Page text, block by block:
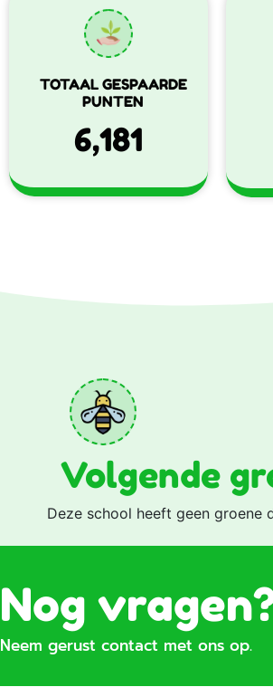
TOTAAL GESPAARDE
PUNTEN
6,181
Volgende
Deze school heeft geen groene
Nog
Neem gerust contact met ons op.